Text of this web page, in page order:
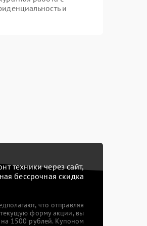
и
техники через сайт,
бессрочная скидка
что отправляя
текущую форму акции, вы
на 1500 рублей. Купоном